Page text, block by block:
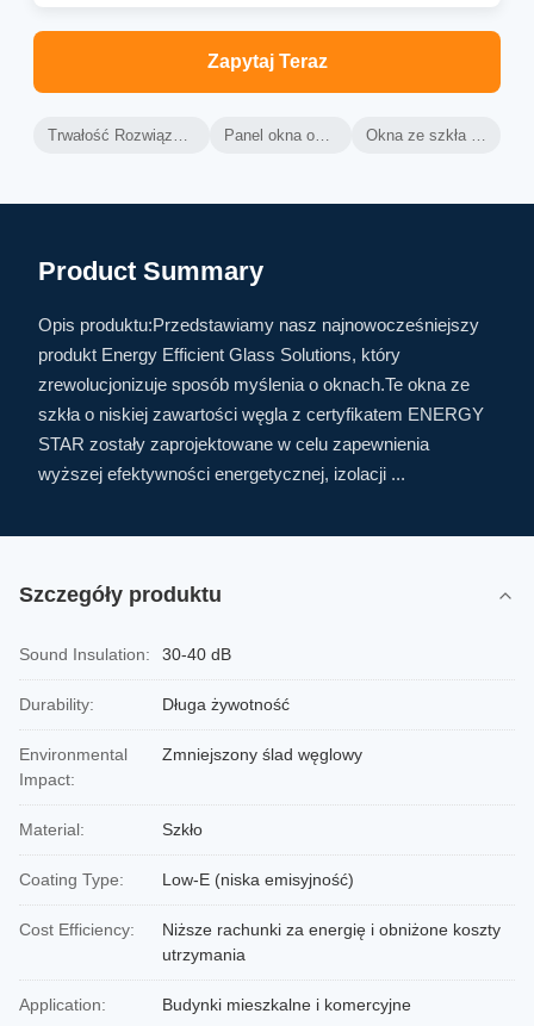
Zapytaj Teraz
Trwałość Rozwiązania energetyczne ze szkła Panel okna oszczędzający energię Okna ze szkła o niskiej temperaturze
Product Summary
Opis produktu:Przedstawiamy nasz najnowocześniejszy
produkt Energy Efficient Glass Solutions, który
zrewolucjonizuje sposób myślenia o oknach.Te okna ze
szkła o niskiej zawartości węgla z certyfikatem ENERGY
STAR zostały zaprojektowane w celu zapewnienia
wyższej efektywności energetycznej, izolacji ...
Szczegóły produktu
Sound Insulation: 30-40 dB
Durability: Długa żywotność
Environmental
Impact:
Zmniejszony ślad węglowy
Material: Szkło
Coating Type: Low-E (niska emisyjność)
Cost Efficiency:
Niższe rachunki za energię i obniżone koszty
utrzymania
Application: Budynki mieszkalne i komercyjne